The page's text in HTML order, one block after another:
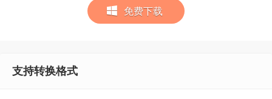
免费下载
支持转换格式